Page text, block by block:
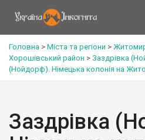
Головна > Міста та регіони >
Хорошівський район > Заздрівка
(Нойдорф). Німецька колонія на
Заздрівка